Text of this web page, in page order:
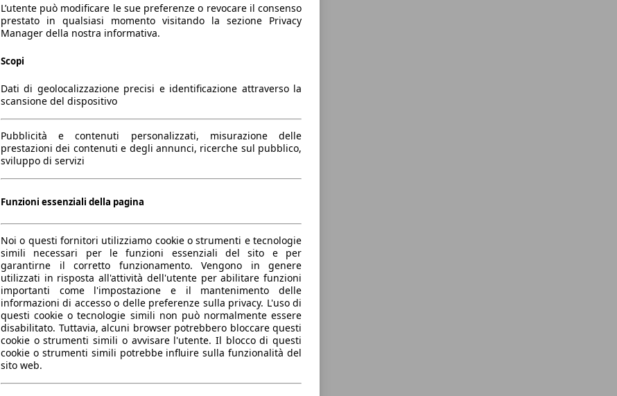
L’utente può modificare le sue preferenze o revocare il consenso
prestato in qualsiasi momento visitando la sezione Privacy
Manager della nostra informativa.
Scopi
Dati di geolocalizzazione precisi e identificazione attraverso la
scansione del dispositivo
Pubblicità e contenuti personalizzati, misurazione delle
prestazioni dei contenuti e degli annunci, ricerche sul pubblico,
sviluppo di servizi
Funzioni essenziali della pagina
Noi o questi fornitori utilizziamo cookie o strumenti e tecnologie
simili necessari per le funzioni essenziali del sito e per
garantirne il corretto funzionamento. Vengono in genere
utilizzati in risposta all'attività dell'utente per abilitare funzioni
importanti come l'impostazione e il mantenimento delle
informazioni di accesso o delle preferenze sulla privacy. L'uso di
questi cookie o tecnologie simili non può normalmente essere
disabilitato. Tuttavia, alcuni browser potrebbero bloccare questi
cookie o strumenti simili o avvisare l'utente. Il blocco di questi
cookie o strumenti simili potrebbe influire sulla funzionalità del
sito web.